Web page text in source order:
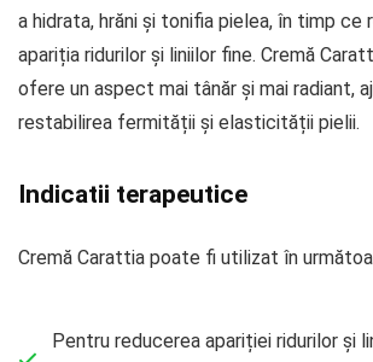
a hidrata, hrăni și tonifia pielea, în timp ce
apariția ridurilor și liniilor fine. Cremă
ofere un aspect mai tânăr și mai radiant,
restabilirea fermității și elasticității pielii.
Indicatii terapeutice
Cremă Carattia poate fi utilizat în
Pentru reducerea apariției ridurilor și